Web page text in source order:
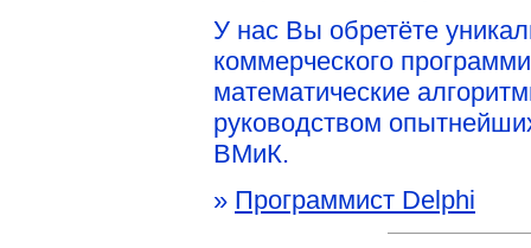
У нас Вы обретёте
коммерческого
математические
руководством
ВМиК.
» Программист Delphi